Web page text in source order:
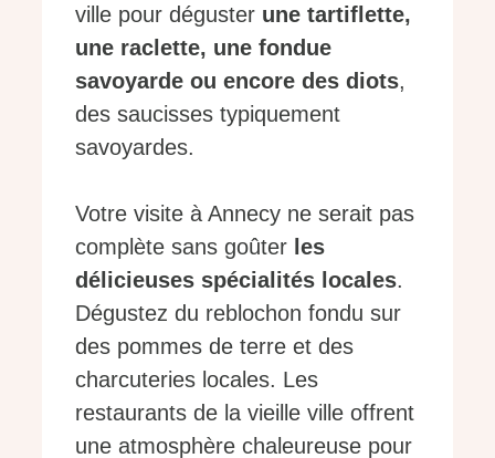
ville pour déguster une tartiflette,
une raclette, une fondue
savoyarde ou encore des diots,
des saucisses typiquement
savoyardes.
Votre visite à Annecy ne serait pas
complète sans goûter les
délicieuses spécialités locales.
Dégustez du reblochon fondu sur
des pommes de terre et des
charcuteries locales. Les
restaurants de la vieille ville offrent
une atmosphère chaleureuse pour